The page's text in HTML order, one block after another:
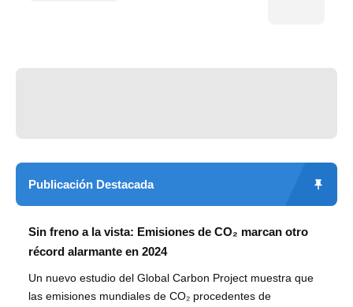
Publicación Destacada
Sin freno a la vista: Emisiones de CO₂ marcan otro
récord alarmante en 2024
Un nuevo estudio del Global Carbon Project muestra que
las emisiones mundiales de CO₂ procedentes de